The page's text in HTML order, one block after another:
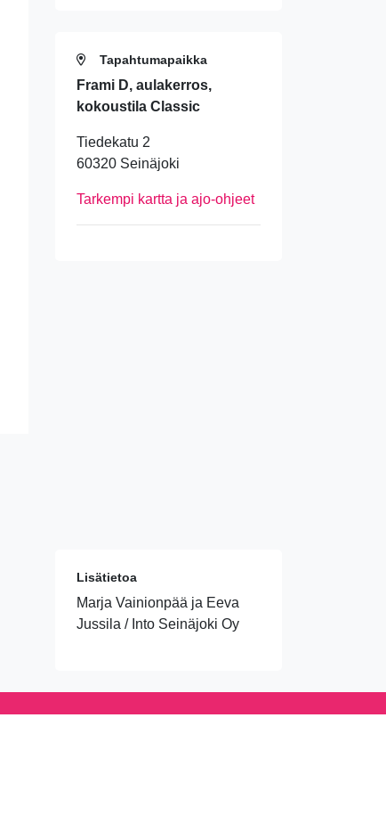
Tapahtumapaikka
Frami D, aulakerros,
kokoustila Classic
Tiedekatu 2
60320 Seinäjoki
Tarkempi kartta ja ajo-ohjeet
Lisätietoa
Marja Vainionpää ja Eeva
Jussila / Into Seinäjoki Oy